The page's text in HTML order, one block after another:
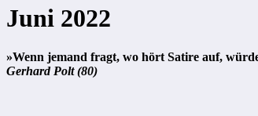
Juni 2022
»Wenn jemand fragt, wo hört Satire auf,
Gerhard Polt (80)